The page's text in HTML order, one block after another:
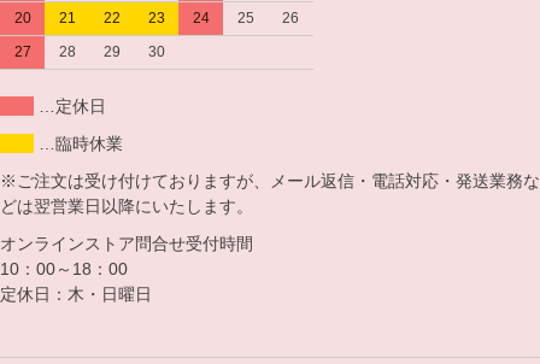
20
21 22 23 24 25
26
27
28 29 30
…定休日
…臨時休業
※ご注文は受け付けておりますが、メール返信・電話対応・発送業務な
どは翌営業日以降にいたします。
オンラインストア問合せ受付時間
10：00～18：00
定休日：木・日曜日